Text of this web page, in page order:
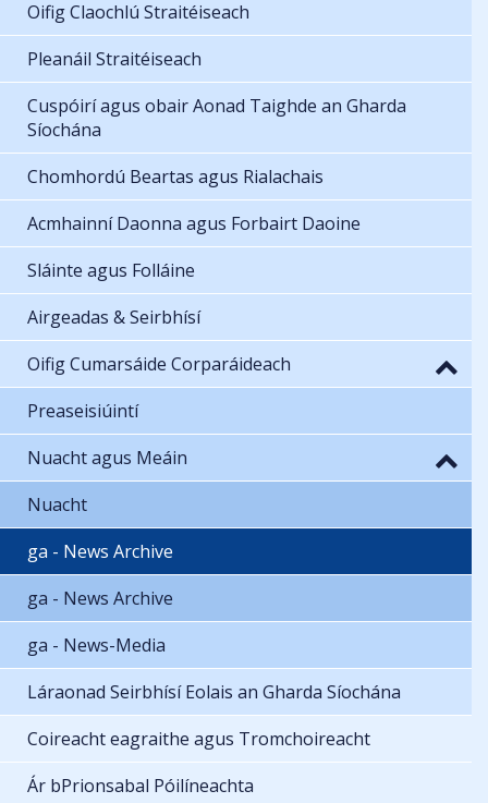
Oifig Claochlú Straitéiseach
Pleanáil Straitéiseach
Cuspóirí agus obair Aonad Taighde an Gharda
Síochána
Chomhordú Beartas agus Rialachais
Acmhainní Daonna agus Forbairt Daoine
Sláinte agus Folláine
Airgeadas & Seirbhísí
Oifig Cumarsáide Corparáideach
Preaseisiúintí
Nuacht agus Meáin
Nuacht
ga - News Archive
ga - News Archive
ga - News-Media
Láraonad Seirbhísí Eolais an Gharda Síochána
Coireacht eagraithe agus Tromchoireacht
Ár bPrionsabal Póilíneachta